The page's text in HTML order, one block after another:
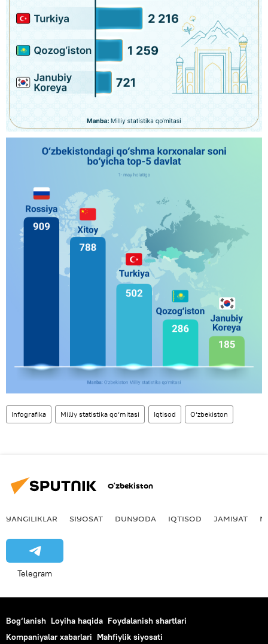
Infografika Milliy statistika qo‘mitasi Iqtisod O‘zbekiston
O‘zbekiston
YANGILIKLAR SIYOSAT DUNYODA IQTISOD JAMIYAT
Telegram
Bog‘lanish Loyiha haqida Foydalanish shartlari
Kompaniyalar xabarlari Mahfiylik siyosati